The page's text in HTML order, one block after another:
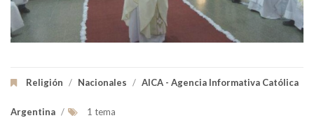
Religión / Nacionales / AICA - Agencia Informativa Católica
Argentina / 1 tema